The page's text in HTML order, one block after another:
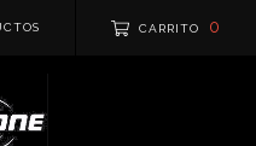
CARRITO 0